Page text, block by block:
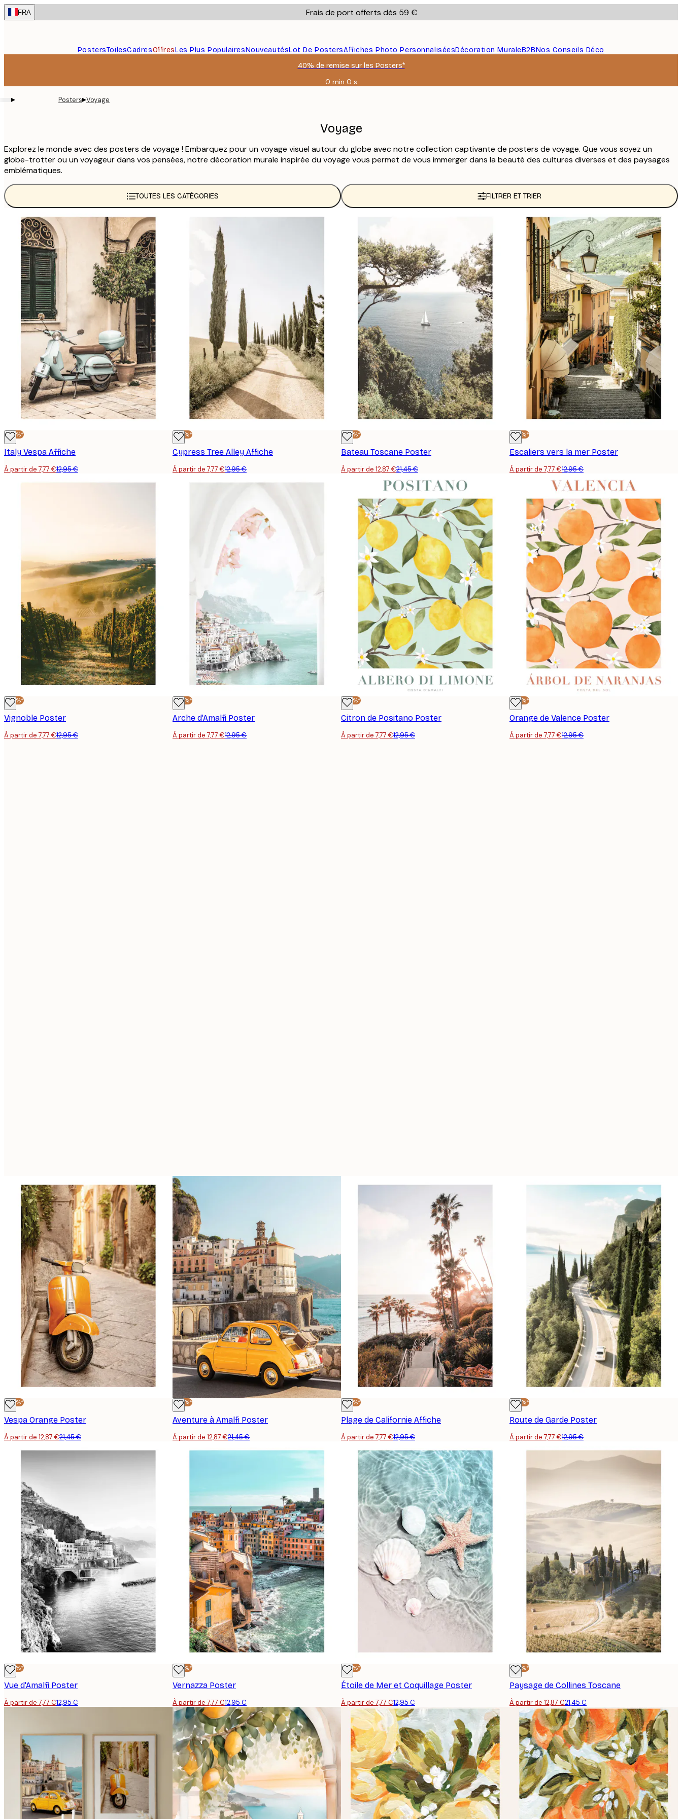
Skip
to
FRA Frais de port offerts dès 59 €
PostersToilesCadresOffresLes Plus PopulairesNouveautésLot De PostersAffiches Photo PersonnaliséesDécoration MuraleB2BNos Conseils Déco
40% de remise sur les Posters*
0 min 0 s
Valable
09
▸ Posters▸Voyage
Voyage
Explorez le monde avec des posters de voyage ! Embarquez pour un voyage visuel autour du globe avec notre collection captivante de posters de voyage. Que vous soyez un
globe-trotter ou un voyageur dans vos pensées, notre décoration murale inspirée du voyage vous permet de vous immerger dans la beauté des cultures diverses et des paysages
emblématiques.
TOUTES LES CATÉGORIES FILTRER ET TRIER
-40%*
Italy Vespa Affiche
À partir de 7,77 €12,95 €
-40%*
Cypress Tree Alley Affiche
À partir de 7,77 €12,95 €
-40%*
Bateau Toscane Poster
À partir de 12,87 €21,45 €
-40%*
Escaliers vers la mer Poster
À partir de 7,77 €12,95 €
-40%*
Vignoble Poster
À partir de 7,77 €12,95 €
-40%*
Arche d'Amalfi Poster
À partir de 7,77 €12,95 €
-40%*
Citron de Positano Poster
À partir de 7,77 €12,95 €
-40%*
Orange de Valence Poster
À partir de 7,77 €12,95 €
-40%*
Vespa Orange Poster
À partir de 12,87 €21,45 €
-40%*
Aventure à Amalfi Poster
À partir de 12,87 €21,45 €
-40%*
Plage de Californie Affiche
À partir de 7,77 €12,95 €
-40%*
Route de Garde Poster
À partir de 7,77 €12,95 €
-40%*
Vue d'Amalfi Poster
À partir de 7,77 €12,95 €
-40%*
Vernazza Poster
À partir de 7,77 €12,95 €
-40%*
Étoile de Mer et Coquillage Poster
À partir de 7,77 €12,95 €
-40%*
Paysage de Collines Toscane
À partir de 12,87 €21,45 €